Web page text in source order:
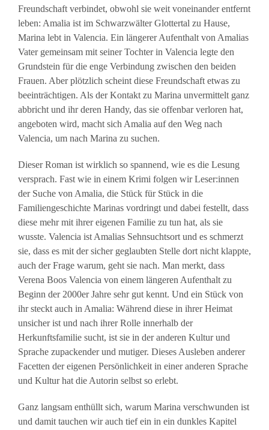
Freundschaft verbindet, obwohl sie weit voneinander entfernt
leben: Amalia ist im Schwarzwälter Glottertal zu Hause,
Marina lebt in Valencia. Ein längerer Aufenthalt von Amalias
Vater gemeinsam mit seiner Tochter in Valencia legte den
Grundstein für die enge Verbindung zwischen den beiden
Frauen. Aber plötzlich scheint diese Freundschaft etwas zu
beeinträchtigen. Als der Kontakt zu Marina unvermittelt ganz
abbricht und ihr deren Handy, das sie offenbar verloren hat,
angeboten wird, macht sich Amalia auf den Weg nach
Valencia, um nach Marina zu suchen.
Dieser Roman ist wirklich so spannend, wie es die Lesung
versprach. Fast wie in einem Krimi folgen wir Leser:innen
der Suche von Amalia, die Stück für Stück in die
Familiengeschichte Marinas vordringt und dabei festellt, dass
diese mehr mit ihrer eigenen Familie zu tun hat, als sie
wusste. Valencia ist Amalias Sehnsuchtsort und es schmerzt
sie, dass es mit der sicher geglaubten Stelle dort nicht klappte,
auch der Frage warum, geht sie nach. Man merkt, dass
Verena Boos Valencia von einem längeren Aufenthalt zu
Beginn der 2000er Jahre sehr gut kennt. Und ein Stück von
ihr steckt auch in Amalia: Während diese in ihrer Heimat
unsicher ist und nach ihrer Rolle innerhalb der
Herkunftsfamilie sucht, ist sie in der anderen Kultur und
Sprache zupackender und mutiger. Dieses Ausleben anderer
Facetten der eigenen Persönlichkeit in einer anderen Sprache
und Kultur hat die Autorin selbst so erlebt.
Ganz langsam enthüllt sich, warum Marina verschwunden ist
und damit tauchen wir auch tief ein in ein dunkles Kapitel